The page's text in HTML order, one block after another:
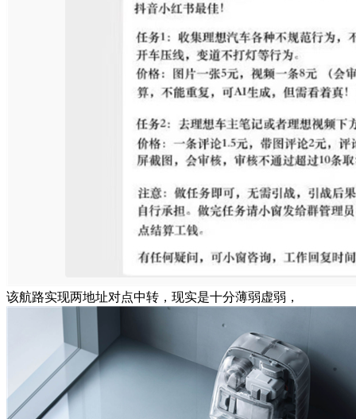
该航路实现两地址对点中转，现实是十分薄弱虚弱，